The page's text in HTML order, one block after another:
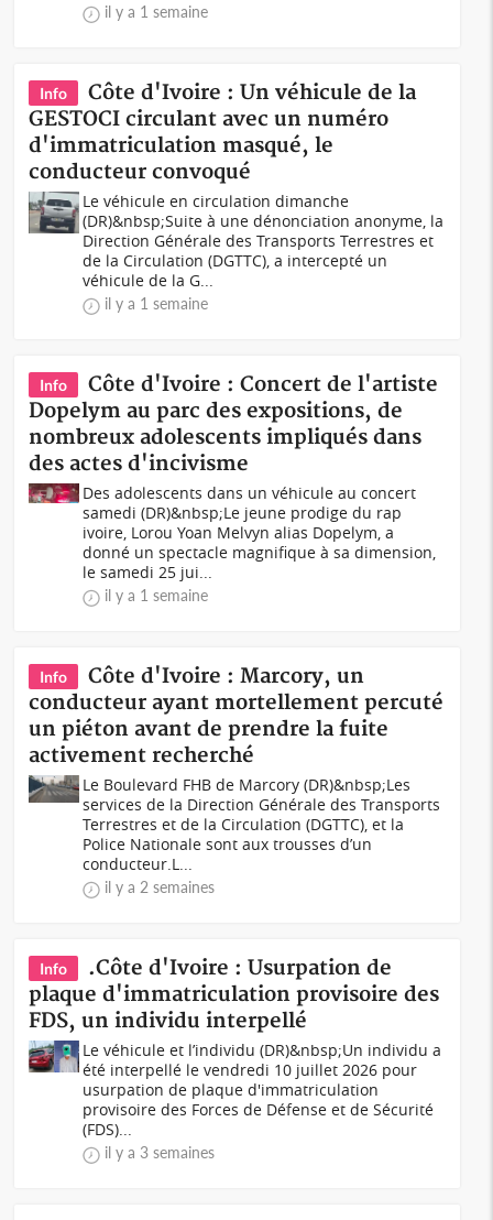
il y a 1 semaine
Info
Côte d'Ivoire : Un véhicule de la
GESTOCI circulant avec un numéro
d'immatriculation masqué, le
conducteur convoqué
Le véhicule en circulation dimanche
(DR)&nbsp;Suite à une dénonciation anonyme, la
Direction Générale des Transports Terrestres et
de la Circulation (DGTTC), a intercepté un
véhicule de la G...
il y a 1 semaine
Info
Côte d'Ivoire : Concert de l'artiste
Dopelym au parc des expositions, de
nombreux adolescents impliqués dans
des actes d'incivisme
Des adolescents dans un véhicule au concert
samedi (DR)&nbsp;Le jeune prodige du rap
ivoire, Lorou Yoan Melvyn alias Dopelym, a
donné un spectacle magnifique à sa dimension,
le samedi 25 jui...
il y a 1 semaine
Info
Côte d'Ivoire : Marcory, un
conducteur ayant mortellement percuté
un piéton avant de prendre la fuite
activement recherché
Le Boulevard FHB de Marcory (DR)&nbsp;Les
services de la Direction Générale des Transports
Terrestres et de la Circulation (DGTTC), et la
Police Nationale sont aux trousses d’un
conducteur.L...
il y a 2 semaines
Info
.Côte d'Ivoire : Usurpation de
plaque d'immatriculation provisoire des
FDS, un individu interpellé
Le véhicule et l’individu (DR)&nbsp;Un individu a
été interpellé le vendredi 10 juillet 2026 pour
usurpation de plaque d'immatriculation
provisoire des Forces de Défense et de Sécurité
(FDS)...
il y a 3 semaines